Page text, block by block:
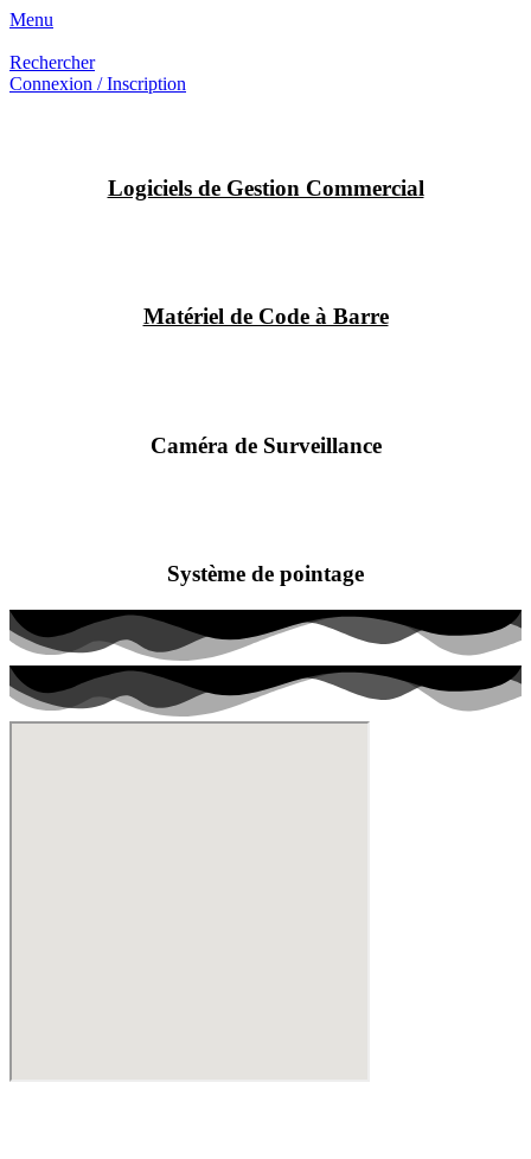
Menu
Rechercher
Connexion / Inscription
Logiciels de Gestion Commercial
Matériel de Code à Barre
Caméra de Surveillance
Système de pointage